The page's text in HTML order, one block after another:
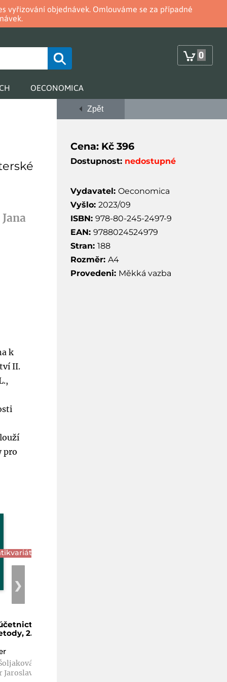
vyřizování objednávek. Omlouváme se za případné
0
OECONOMICA
Zpět
Cena: Kč 396
Dostupnost: nedostupné
Vydavatel: Oeconomica
Vyšlo: 2023/09
ISBN: 978-80-245-2497-9
EAN: 9788024524979
Stran: 188
Rozměr: A4
Provedeni: Měkká vazba
k
II.
pro
2.
❯